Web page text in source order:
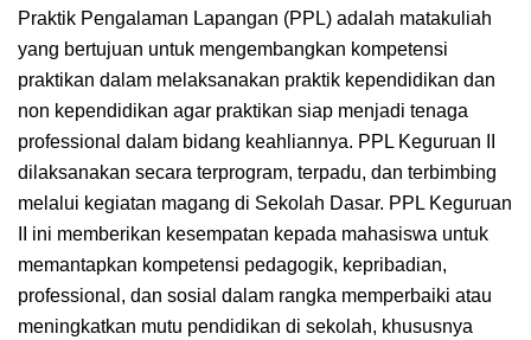
Praktik Pengalaman Lapangan (PPL) adalah matakuliah
yang bertujuan untuk mengembangkan kompetensi
praktikan dalam melaksanakan praktik kependidikan dan
non kependidikan agar praktikan siap menjadi tenaga
professional dalam bidang keahliannya. PPL Keguruan II
dilaksanakan secara terprogram, terpadu, dan terbimbing
melalui kegiatan magang di Sekolah Dasar. PPL Keguruan
II ini memberikan kesempatan kepada mahasiswa untuk
memantapkan kompetensi pedagogik, kepribadian,
professional, dan sosial dalam rangka memperbaiki atau
meningkatkan mutu pendidikan di sekolah, khususnya